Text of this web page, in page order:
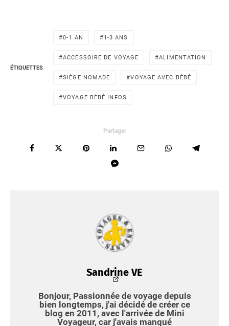
ÉTIQUETTES
0-1 AN 1-3 ANS
ACCESSOIRE DE VOYAGE ALIMENTATION
SIÈGE NOMADE VOYAGE AVEC BÉBÉ
VOYAGE BÉBÉ INFOS
Partager
Sandrine VE
Bonjour, Passionnée de voyage depuis
bien longtemps, j'ai décidé de créer ce
blog en 2011 , avec l'arrivée de Mini
Voyageur, car j'avais manqué